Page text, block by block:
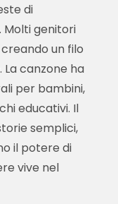
di
Molti genitori
un filo
canzone ha
per bambini,
educativi. Il
semplici,
il potere di
vive nel